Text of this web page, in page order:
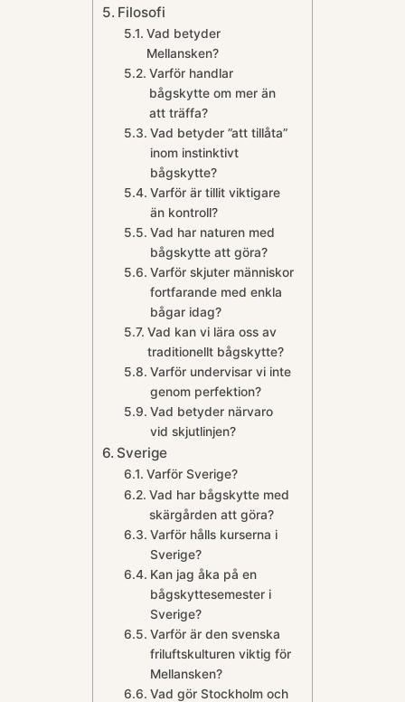
Filosofi
Vad betyder
Mellansken?
Varför handlar
bågskytte om mer än
att träffa?
Vad betyder ”att tillåta”
inom instinktivt
bågskytte?
Varför är tillit viktigare
än kontroll?
Vad har naturen med
bågskytte att göra?
Varför skjuter människor
fortfarande med enkla
bågar idag?
Vad kan vi lära oss av
traditionellt bågskytte?
Varför undervisar vi inte
genom perfektion?
Vad betyder närvaro
vid skjutlinjen?
Sverige
Varför Sverige?
Vad har bågskytte med
skärgården att göra?
Varför hålls kurserna i
Sverige?
Kan jag åka på en
bågskyttesemester i
Sverige?
Varför är den svenska
friluftskulturen viktig för
Mellansken?
Vad gör Stockholm och